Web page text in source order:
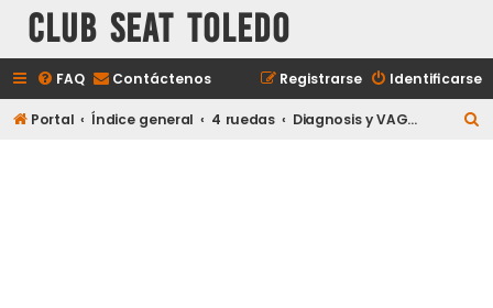
Club Seat Toledo
FAQ Contáctenos Identificarse
Registrarse
Portal Índice general 4 ruedas Diagnosis y VAG-COM